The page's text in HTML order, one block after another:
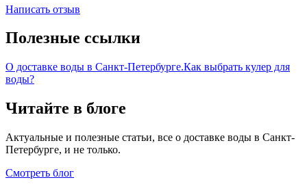
Написать отзыв
Полезные ссылки
О доставке воды в Санкт-Петербурге.Как выбрать кулер для
воды?
Читайте в блоге
Актуальные и полезные статьи, все о доставке воды в Санкт-
Петербурге, и не только.
Смотреть блог